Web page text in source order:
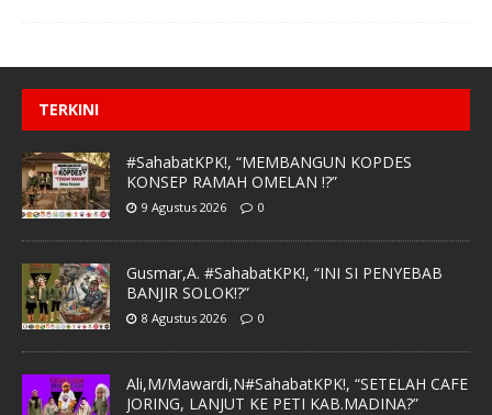
TERKINI
#SahabatKPK!, “MEMBANGUN KOPDES
KONSEP RAMAH OMELAN !?”
9 Agustus 2026 0
Gusmar,A. #SahabatKPK!, “INI SI PENYEBAB
BANJIR SOLOK!?”
8 Agustus 2026 0
Ali,M/Mawardi,N#SahabatKPK!, “SETELAH CAFE
JORING, LANJUT KE PETI KAB.MADINA?”